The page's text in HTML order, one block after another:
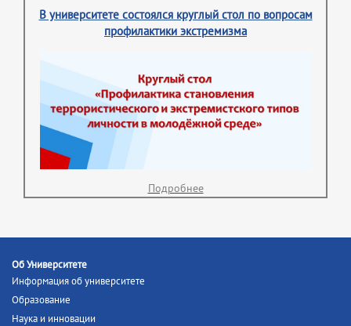
В университете состоялся круглый стол по вопросам
профилактики экстремизма
Подробнее
Об Университете
Информация об университете
Образование
Наука и инновации